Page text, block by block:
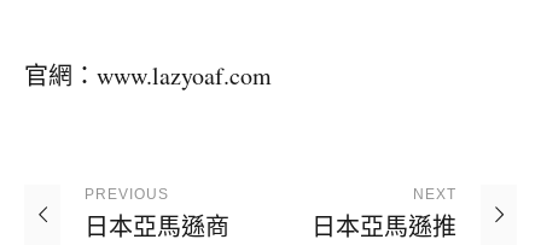
官網： www.lazyoaf.com
PREVIOUS
日本亞馬遜商
NEXT
日本亞馬遜推